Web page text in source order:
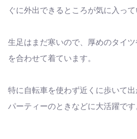
ぐに外出できるところが気に入って
生足はまだ寒いので、厚めのタイ
を合わせて着ています。
特に自転車を使わず近くに歩いて
パーティーのときなどに大活躍です